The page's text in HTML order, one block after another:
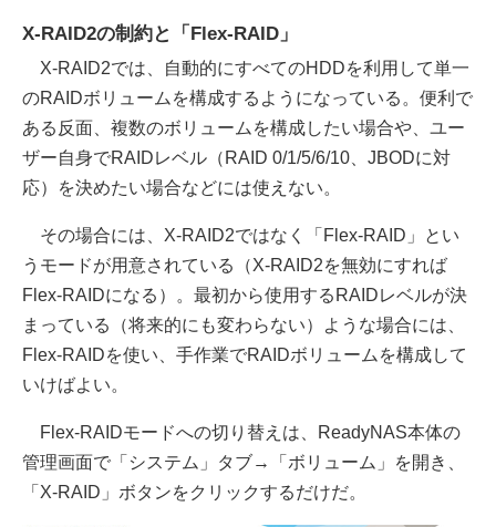
X-RAID2の制約と「Flex-RAID」
X-RAID2では、自動的にすべてのHDDを利用して単一
のRAIDボリュームを構成するようになっている。便利で
ある反面、複数のボリュームを構成したい場合や、ユー
ザー自身でRAIDレベル（RAID 0/1/5/6/10、JBODに対
応）を決めたい場合などには使えない。
その場合には、X-RAID2ではなく「Flex-RAID」とい
うモードが用意されている（X-RAID2を無効にすれば
Flex-RAIDになる）。最初から使用するRAIDレベルが決
まっている（将来的にも変わらない）ような場合には、
Flex-RAIDを使い、手作業でRAIDボリュームを構成して
いけばよい。
Flex-RAIDモードへの切り替えは、ReadyNAS本体の
管理画面で「システム」タブ→「ボリューム」を開き、
「X-RAID」ボタンをクリックするだけだ。